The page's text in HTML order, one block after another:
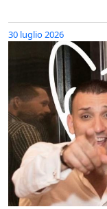
30 luglio 2026